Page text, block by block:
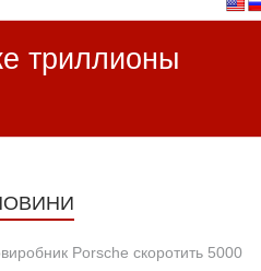
триллионы
Porsche скоротить 5000